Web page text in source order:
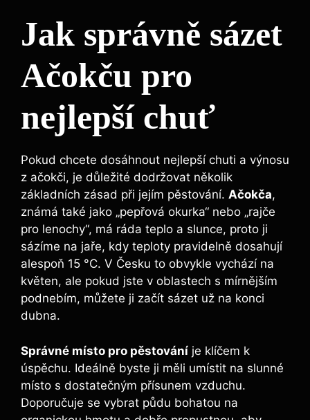
Jak správně sázet
Ačokču pro
nejlepší chuť
Pokud chcete dosáhnout nejlepší chuti a výnosu
z ačokči, je důležité dodržovat několik
základních zásad při jejím pěstování. Ačokča,
známá také jako „pepřová okurka“ nebo „rajče
pro lenochy“, má ráda teplo a slunce, proto ji
sázíme na jaře, kdy teploty pravidelně dosahují
alespoň 15 °C. V Česku to obvykle vychází na
květen, ale pokud jste v oblastech s mírnějším
podnebím, můžete ji začít sázet už na konci
dubna.
Správné místo pro pěstování je klíčem k
úspěchu. Ideálně byste ji měli umístit na slunné
místo s dostatečným přísunem vzduchu.
Doporučuje se vybrat půdu bohatou na